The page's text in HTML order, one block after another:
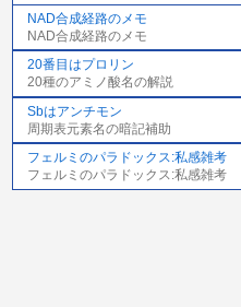
NAD合成経路のメモ
NAD合成経路のメモ
20番目はプロリン
20種のアミノ酸名の解説
Sbはアンチモン
周期表元素名の暗記補助
フェルミのパラドックス:私感雑考
フェルミのパラドックス:私感雑考